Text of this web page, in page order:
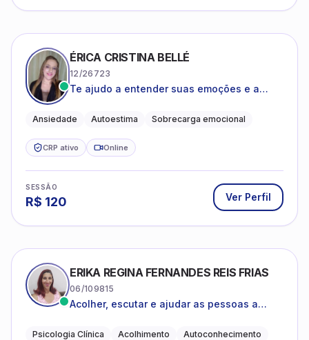
ÉRICA CRISTINA BELLÉ
12/26723
Te ajudo a entender suas emoções e a
que você está vivendo
Ansiedade Autoestima Sobrecarga emocional
CRP ativo Online
SESSÃO
R$ 120 Ver Perfil
ERIKA REGINA FERNANDES REIS FRIAS
06/109815
Acolher, escutar e ajudar as pessoas a
Psicologia Clínica Acolhimento Autoconhecimento